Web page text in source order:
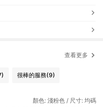
查看更多
很棒的服務(9)
顏色: 淺粉色 / 尺寸: 均碼